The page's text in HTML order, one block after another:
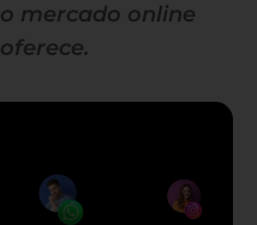
o mercado online
oferece.